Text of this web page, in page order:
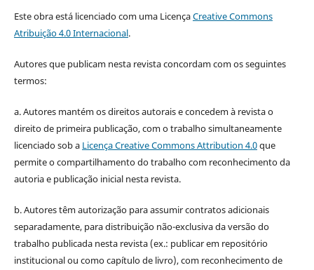
Este obra está licenciado com uma LicençaCreative Commons
Atribuição 4.0 Internacional.
Autores que publicam nesta revista concordam com os seguintes
termos:
a. Autores mantém os direitos autorais e concedem à revista o
direito de primeira publicação, com o trabalho simultaneamente
licenciado sob a Licença Creative Commons Attribution 4.0que
permite o compartilhamento do trabalho com reconhecimento da
autoria e publicação inicial nesta revista.
b. Autores têm autorização para assumir contratos adicionais
separadamente, para distribuição não-exclusiva da versão do
trabalho publicada nesta revista (ex.: publicar em repositório
institucional ou como capítulo de livro), com reconhecimento de